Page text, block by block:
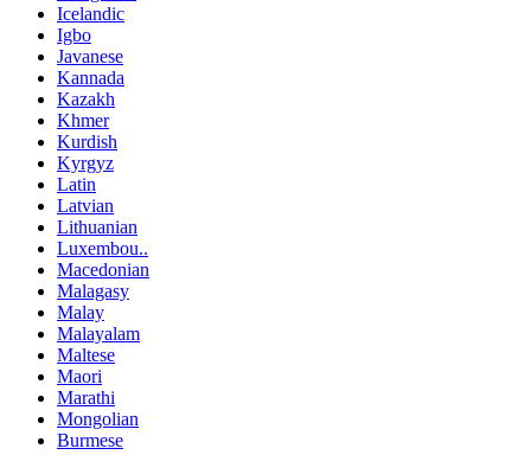
Icelandic
Igbo
Javanese
Kannada
Kazakh
Khmer
Kurdish
Kyrgyz
Latin
Latvian
Lithuanian
Luxembou..
Macedonian
Malagasy
Malay
Malayalam
Maltese
Maori
Marathi
Mongolian
Burmese